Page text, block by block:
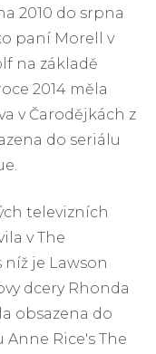
2010 do srpna
paní Morell v
na základě
2014 měla
v Čarodějkách z
do seriálu
televizních
v The
níž je Lawson
dcery Rhonda
obsazena do
Rice's The